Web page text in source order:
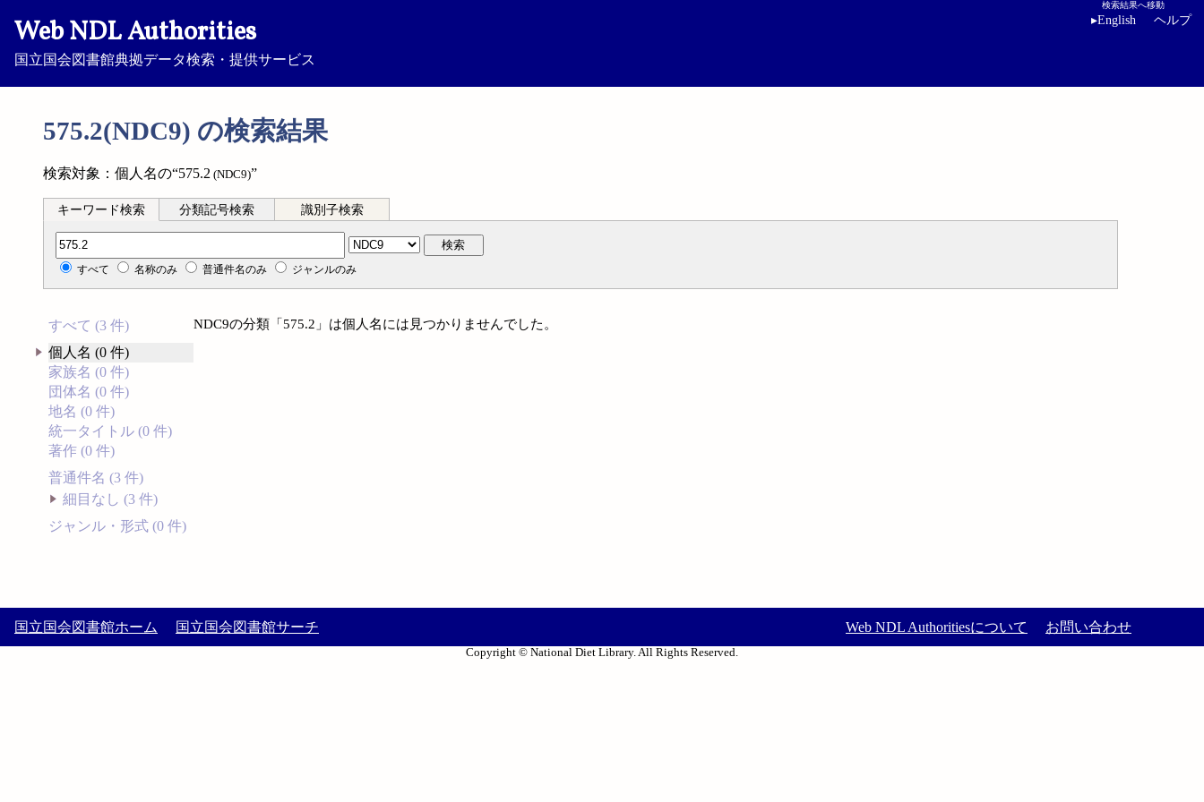
Web NDL Authorities
国立国会図書館典拠データ検索・提供サービス
検索結果へ移動
▸English ヘルプ
575.2(NDC9) の検索結果
検索対象：個人名の“575.2 (NDC9)”
キーワード検索 分類記号検索 識別子検索
分類記号検索 検索
すべて 名称のみ 普通件名のみ ジャンルのみ
すべて (3 件)
個人名 (0 件)
家族名 (0 件)
団体名 (0 件)
地名 (0 件)
統一タイトル (0 件)
著作 (0 件)
普通件名 (3 件)
細目なし (3 件)
ジャンル・形式 (0 件)
NDC9の分類「575.2」は個人名には見つかりませんでした。
国立国会図書館ホーム 国立国会図書館サーチ Web NDL Authoritiesについて お問い合わせ
Copyright © National Diet Library. All Rights Reserved.